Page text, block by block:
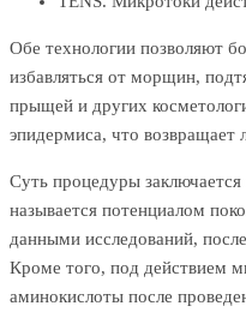
Обе технологии позволяют
избавляться от морщин,
прыщей и других
эпидермиса, что возвращает
Суть процедуры
называется потенциалом
данными исследований,
Кроме того, под действием
аминокислоты после